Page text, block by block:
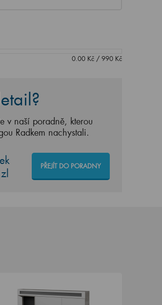
0.00Kč/ 990Kč
v naší poradně, kterou
Radkem nachystali.
PŘEJÍT DO PORADNY